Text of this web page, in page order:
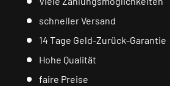
schneller Versand
14 Tage Geld-Zurück-Garantie
Hohe Qualität
faire Preise